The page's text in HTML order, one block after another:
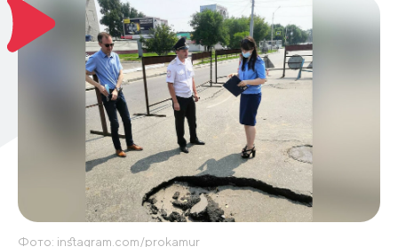
Фото: instagram.com/prokamur